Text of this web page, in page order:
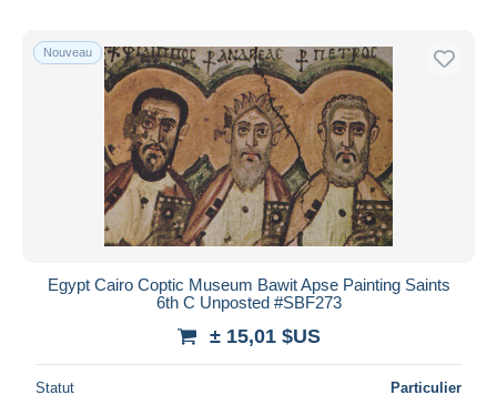
Nouveau
Egypt Cairo Coptic Museum Bawit Apse Painting Saints
6th C Unposted #SBF273
± 15,01 $US
Statut Particulier